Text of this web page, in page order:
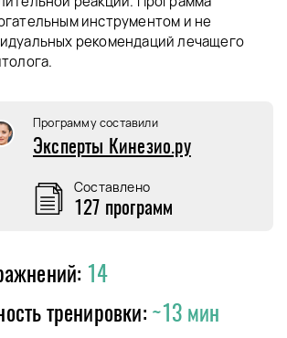
инструментом и не
рекомендаций лечащего
Программу составили
Эксперты Кинезио.ру
Составлено
127 программ
14
тренировки: ~13 мин